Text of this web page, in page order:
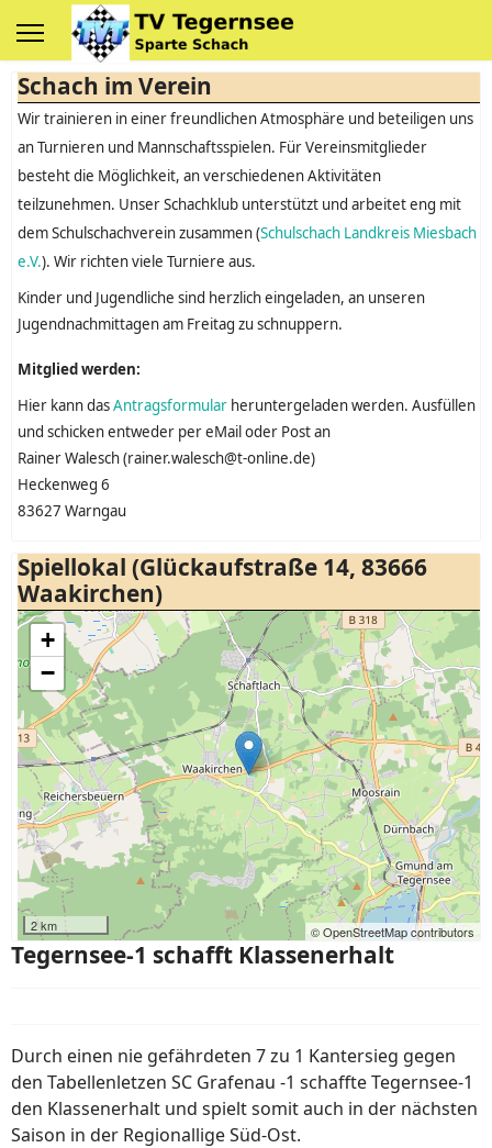
Schach im Verein
Wir trainieren in einer freundlichen Atmosphäre und beteiligen uns
an Turnieren und Mannschaftsspielen. Für Vereinsmitglieder
besteht die Möglichkeit, an verschiedenen Aktivitäten
teilzunehmen. Unser Schachklub unterstützt und arbeitet eng mit
dem Schulschachverein zusammen (Schulschach Landkreis Miesbach
e.V.). Wir richten viele Turniere aus.
Kinder und Jugendliche sind herzlich eingeladen, an unseren
Jugendnachmittagen am Freitag zu schnuppern.
Mitglied werden:
Hier kann dasAntragsformular heruntergeladen werden. Ausfüllen
und schicken entweder per eMail oder Post an
Rainer Walesch (rainer.walesch@t-online.de)
Heckenweg 6
83627 Warngau
Spiellokal (Glückaufstraße 14, 83666
Waakirchen)
+
−
2 km © OpenStreetMap contributors
Tegernsee-1 schafft Klassenerhalt
Durch einen nie gefährdeten 7 zu 1 Kantersieg gegen
den Tabellenletzen SC Grafenau -1 schaffte Tegernsee-1
den Klassenerhalt und spielt somit auch in der nächsten
Saison in der Regionallige Süd-Ost.